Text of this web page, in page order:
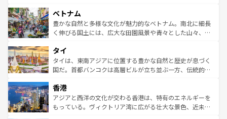
参照してほしい。
容にもいいと評判のスイーツなど、バラエティ豊かな料理
が味わえる。 なお、新着の台湾情報は コンテンツ一覧を参
照してほしい。
き、地方に足を延ばせば四季折々の自然美を楽しむことが
できる。そして、キムチや焼肉、絶品のストリートフード
まで、さまざまな韓国料理が待っている。夜には、韓国な
リティに包まれながら、韓国の多彩な魅力を心ゆくまで味
わってみてほしい。 なお、新着の韓国情報はコンテンツ一
覧を参照してほしい。
ベトナム
豊かな自然と多様な文化が魅力的なベトナム。南北に細長
く伸びる国土には、広大な田園風景や青々とした山々、世
急速な発展と共に伝統が息づく。ハノイの古い町並みやホ
ーチミン市のフランス統治時代の建物も、独特の雰囲気を
醸し出している。また、バラエティの豊かさとおいしさで
とつ。フォーやバインミー、ベトナムコーヒーなどは、ぜ
ひ現地で味わいたい。どの地域を訪れてもあたたかい人々
が旅行者を迎えてくれるので、きっと忘れられない旅にな
タイ
タイは、東南アジアに位置する豊かな自然と歴史が息づく
国だ。首都バンコクは高層ビルが立ち並ぶ一方、伝統的な
の活気が交差している。北部ではチェンマイなどの山岳地
帯で自然と触れ合い、南部ではプーケットやクラビの美し
いビーチでリゾート気分を楽しむことができる。タイ料理
香港
アジアと西洋の文化が交わる香港は、特有のエネルギーを
もっている。ヴィクトリア湾に広がる壮大な景色、近未来